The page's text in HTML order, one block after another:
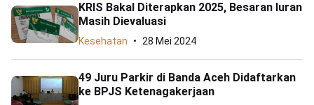
KRIS Bakal Diterapkan 2025, Besaran Iuran
Masih Dievaluasi
Kesehatan 28 Mei 2024
49 Juru Parkir di Banda Aceh Didaftarkan
ke BPJS Ketenagakerjaan